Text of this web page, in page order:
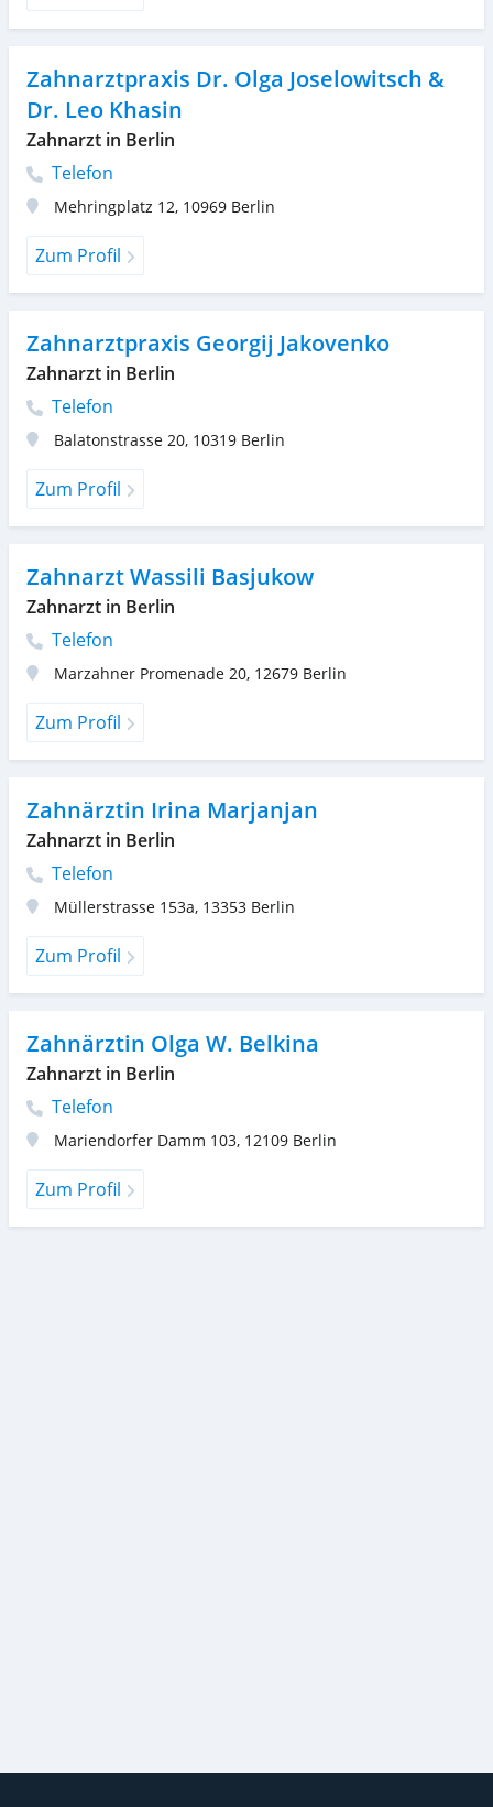
Zahnarztpraxis Dr. Olga Joselowitsch &
Dr. Leo Khasin
Zahnarzt in Berlin
Telefon
Mehringplatz 12, 10969 Berlin
Zum Profil
Zahnarztpraxis Georgij Jakovenko
Zahnarzt in Berlin
Telefon
Balatonstrasse 20, 10319 Berlin
Zum Profil
Zahnarzt Wassili Basjukow
Zahnarzt in Berlin
Telefon
Marzahner Promenade 20, 12679 Berlin
Zum Profil
Zahnärztin Irina Marjanjan
Zahnarzt in Berlin
Telefon
Müllerstrasse 153a, 13353 Berlin
Zum Profil
Zahnärztin Olga W. Belkina
Zahnarzt in Berlin
Telefon
Mariendorfer Damm 103, 12109 Berlin
Zum Profil